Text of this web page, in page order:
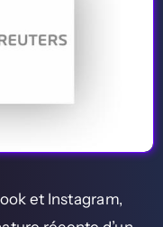
et Instagram,